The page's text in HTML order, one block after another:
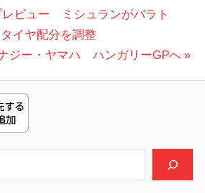
レビュー ミシュランがバラト
イヤ配分を調整
ジー・ヤマハ ハンガリーGPへ